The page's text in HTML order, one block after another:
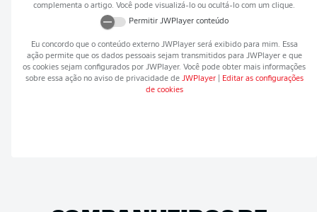
complementa o artigo. Você pode visualizá-lo ou ocultá-lo com um clique.
Permitir JWPlayerconteúdo
Eu concordo que o conteúdo externo JWPlayerserá exibido para mim. Essa
ação permite que os dados pessoais sejam transmitidos para JWPlayere que
os cookies sejam configurados por JWPlayer. Você pode obter mais informações
sobre essa ação no aviso de privacidade de JWPlayer
Editar as configurações
de cookies